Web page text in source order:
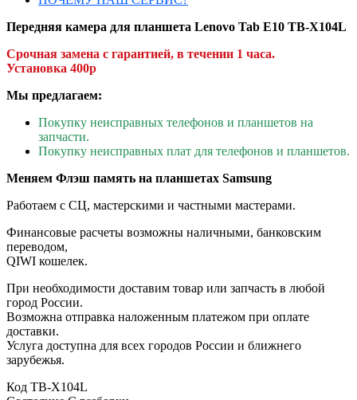
Передняя камера для планшета Lenovo Tab E10 TB-X104L
Срочная замена с гарантией, в течении 1 часа.
Установка 400р
Мы предлагаем:
Покупку неисправных телефонов и планшетов на
запчасти.
Покупку неисправных плат для телефонов и планшетов.
Меняем Флэш память на планшетах Samsung
Работаем с СЦ, мастерскими и частными мастерами.
Финансовые расчеты возможны наличными, банковским
переводом,
QIWI кошелек.
При необходимости доставим товар или запчасть в любой
город России.
Возможна отправка наложенным платежом при оплате
доставки.
Услуга доступна для всех городов России и ближнего
зарубежья.
Код TB-X104L